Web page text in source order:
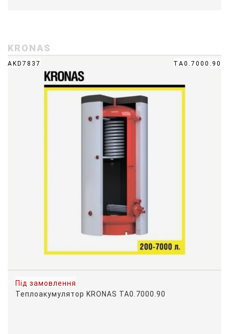
KRONAS
AKD7837 ТА0.7000.90
Під замовлення
Теплоакумулятор KRONAS ТА0.7000.90